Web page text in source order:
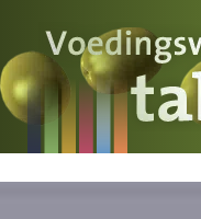
Voedingswaarde
Wat is wat?